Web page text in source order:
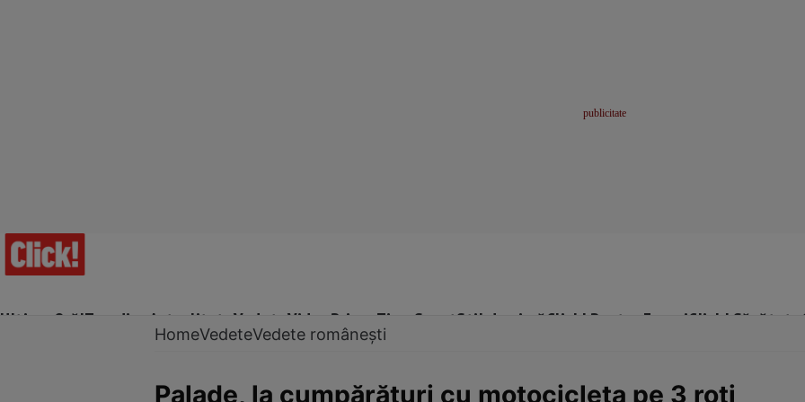
Ultima Oră!Trending Actualitate Vedete Video Prime Time SportStil de viațăClick! Pentru FemeiClick! Sănătate
HomeVedeteVedete românești
Palade, la cumpărături cu motocicleta pe 3 roţi